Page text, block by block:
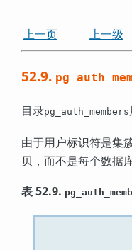
上一页
上一级
52.9.
目录pg_auth_members
由于用户标识符是集
贝，而不是每个数据
表 52.9.